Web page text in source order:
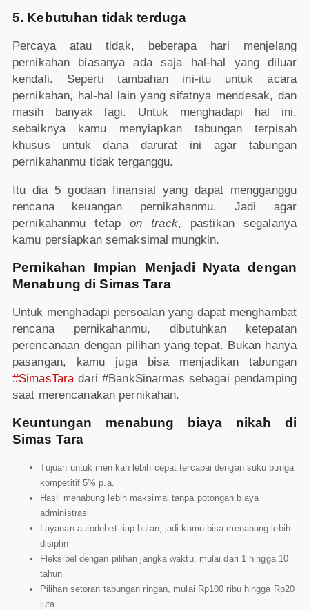
5. Kebutuhan tidak terduga
Percaya atau tidak, beberapa hari menjelang
pernikahan biasanya ada saja hal-hal yang diluar
kendali. Seperti tambahan ini-itu untuk acara
pernikahan, hal-hal lain yang sifatnya mendesak, dan
masih banyak lagi. Untuk menghadapi hal ini,
sebaiknya kamu menyiapkan tabungan terpisah
khusus untuk dana darurat ini agar tabungan
pernikahanmu tidak terganggu.
Itu dia 5 godaan finansial yang dapat mengganggu
rencana keuangan pernikahanmu. Jadi agar
pernikahanmu tetapon track, pastikan segalanya
kamu persiapkan semaksimal mungkin.
Pernikahan Impian Menjadi Nyata dengan
Menabung di Simas Tara
Untuk menghadapi persoalan yang dapat menghambat
rencana pernikahanmu, dibutuhkan ketepatan
perencanaan dengan pilihan yang tepat. Bukan hanya
pasangan, kamu juga bisa menjadikan tabungan
#SimasTaradari #BankSinarmas sebagai pendamping
saat merencanakan pernikahan.
Keuntungan menabung biaya nikah di
Simas Tara
Tujuan untuk menikah lebih cepat tercapai dengan suku bunga
kompetitif 5% p.a.
Hasil menabung lebih maksimal tanpa potongan biaya
administrasi
Layanan autodebet tiap bulan, jadi kamu bisa menabung lebih
disiplin
Fleksibel dengan pilihan jangka waktu, mulai dari 1 hingga 10
tahun
Pilihan setoran tabungan ringan, mulai Rp100 ribu hingga Rp20
juta